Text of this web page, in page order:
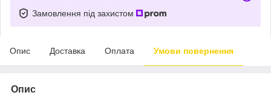
Замовлення під захистом
Опис Доставка Оплата Умови повернення
Опис